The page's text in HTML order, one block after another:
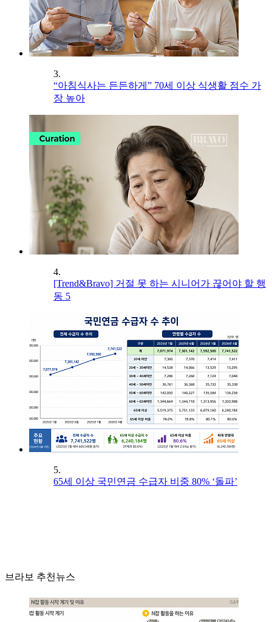
3.
“아침식사는 든든하게” 70세 이상 식생활 점수 가
장 높아
4.
[Trend&Bravo] 거절 못 하는 시니어가 끊어야 할 행
동 5
5.
65세 이상 국민연금 수급자 비중 80% ‘돌파’
브라보 추천뉴스